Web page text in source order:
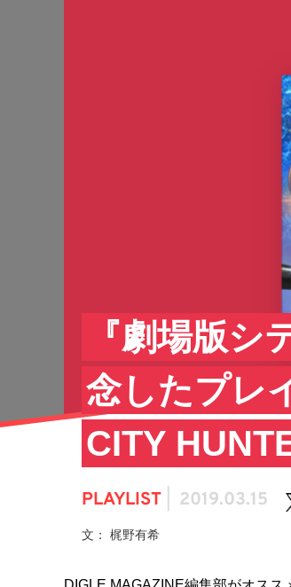
『劇場版シ
念したプレ
CITY
PLAYLIST 2019.03.15
文： 梶野有希